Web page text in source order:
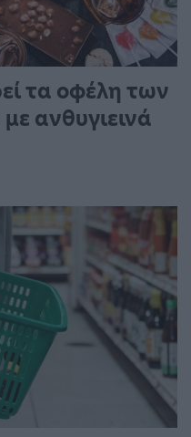
τα οφέλη των
ανθυγιεινά